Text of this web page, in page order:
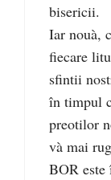
bisericii.
Iar nouà,
fiecare
sfintii
în timpul
preotilor
và mai
BOR este